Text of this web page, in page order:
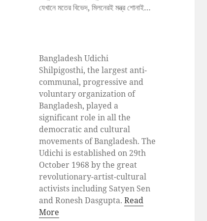
যেখানে মতের বিভেদ, মিলনেরই মন্ত্র শোনাই…
Bangladesh Udichi
Shilpigosthi, the largest anti-
communal, progressive and
voluntary organization of
Bangladesh, played a
significant role in all the
democratic and cultural
movements of Bangladesh. The
Udichi is established on 29th
October 1968 by the great
revolutionary-artist-cultural
activists including Satyen Sen
and Ronesh Dasgupta.Read
More